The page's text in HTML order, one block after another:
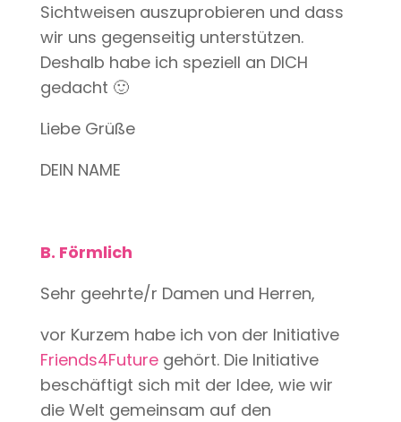
Sichtweisen auszuprobieren und dass
wir uns gegenseitig unterstützen.
Deshalb habe ich speziell an DICH
gedacht 🙂
Liebe Grüße
DEIN NAME
B. Förmlich
Sehr geehrte/r Damen und Herren,
vor Kurzem habe ich von der Initiative
Friends4Futuregehört. Die Initiative
beschäftigt sich mit der Idee, wie wir
die Welt gemeinsam auf den